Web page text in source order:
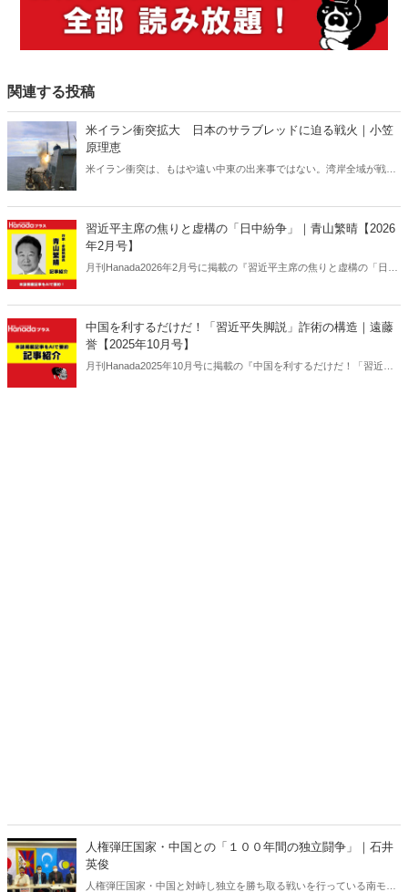
関連する投稿
米イラン衝突拡大 日本のサラブレッドに迫る戦火｜小笠
原理恵
米イラン衝突は、もはや遠い中東の出来事ではない。湾岸全域が戦域
題がある。邦人保護は万全なのか。そして、国際舞台に立つ日本のサ
ラブレッドの安全は守られるのか。戦火は思わぬところに影を落とし
ている――。
習近平主席の焦りと虚構の「日中紛争」｜青山繁晴【2026
年2月号】
月刊Hanada2026年2月号に掲載の『習近平主席の焦りと虚構の「日中
中国を利するだけだ！「習近平失脚説」詐術の構造｜遠藤
誉【2025年10月号】
月刊Hanada2025年10月号に掲載の『中国を利するだけだ！「習近平
人権弾圧国家・中国との「１００年間の独立闘争」｜石井
英俊
人権弾圧国家・中国と対峙し独立を勝ち取る戦いを行っている南モン